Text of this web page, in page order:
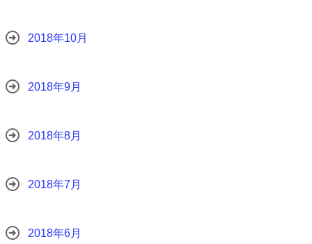
2018年10月
2018年9月
2018年8月
2018年7月
2018年6月